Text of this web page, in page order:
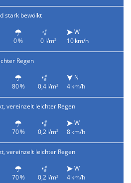
stark bewölkt
0 % 0 l/m²
W
10 km/h
Regen
80 % 0,4 l/m²
N
4 km/h
vereinzelt leichter Regen
70 % 0,2 l/m²
W
8 km/h
vereinzelt leichter Regen
70 % 0,2 l/m²
W
4 km/h